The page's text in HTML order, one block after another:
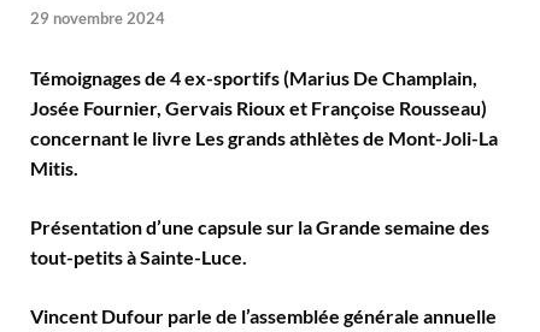
29 novembre 2024
Témoignages de 4 ex-sportifs (Marius De Champlain,
Josée Fournier, Gervais Rioux et Françoise Rousseau)
concernant le livre Les grands athlètes de Mont-Joli-La
Mitis.
Présentation d’une capsule sur la Grande semaine des
tout-petits à Sainte-Luce.
Vincent Dufour parle de l’assemblée générale annuelle